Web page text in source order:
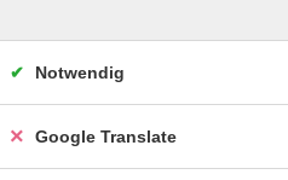
Montag, Dienstag und Donnerstag:
13:00 - 16:00 Uhr
Notwendig
Google Translate